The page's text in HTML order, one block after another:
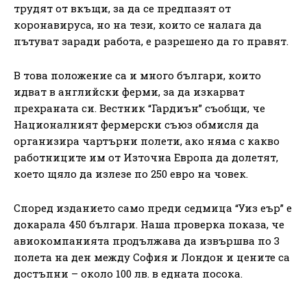
трудят от вкъщи, за да се предпазят от
коронавируса, но на тези, които се налага да
пътуват заради работа, е разрешено да го правят.
В това положение са и много българи, които
идват в английски ферми, за да изкарват
прехраната си. Вестник “Гардиън” съобщи, че
Националният фермерски съюз обмисля да
организира чартърни полети, ако няма с какво
работниците им от Източна Европа да долетят,
което щяло да излезе по 250 евро на човек.
Според изданието само преди седмица “Уиз еър” е
докарала 450 българи. Наша проверка показа, че
авиокомпанията продължава да извършва по 3
полета на ден между София и Лондон и цените са
достъпни – около 100 лв. в едната посока.